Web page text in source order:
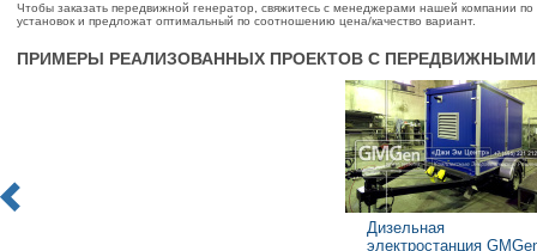
Чтобы заказать передвижной генератор, свяжитесь с менеджерами нашей компании
установок и предложат оптимальный по соотношению цена/качество вариант.
ПРИМЕРЫ РЕАЛИЗОВАННЫХ ПРОЕКТОВ С
Дизельная
электростанция